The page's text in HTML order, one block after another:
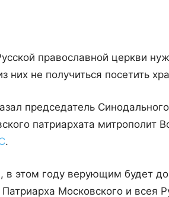
православной церкви
них не получиться посетить
председатель
патриархата митрополит
.
в этом году верующим будет
Московского и всея